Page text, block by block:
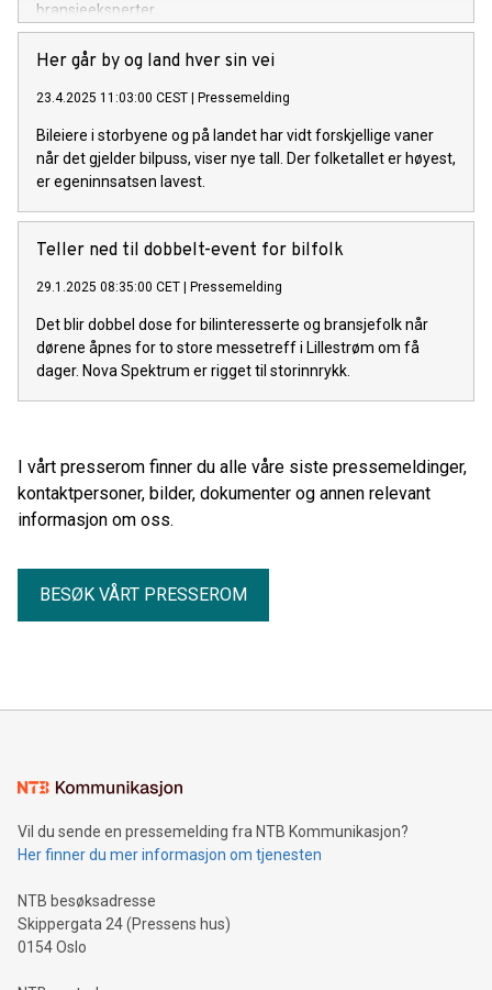
bransjeeksperter.
Her går by og land hver sin vei
23.4.2025 11:03:00 CEST Pressemelding
Bileiere i storbyene og på landet har vidt forskjellige vaner
når det gjelder bilpuss, viser nye tall. Der folketallet er høyest,
er egeninnsatsen lavest.
Teller ned til dobbelt-event for bilfolk
29.1.2025 08:35:00 CET Pressemelding
Det blir dobbel dose for bilinteresserte og bransjefolk når
dørene åpnes for to store messetreff i Lillestrøm om få
dager. Nova Spektrum er rigget til storinnrykk.
I vårt presserom finner du alle våre siste pressemeldinger,
kontaktpersoner, bilder, dokumenter og annen relevant
informasjon om oss.
BESØK VÅRT PRESSEROM
Vil du sende en pressemelding fra NTB Kommunikasjon?
Her finner du mer informasjon om tjenesten
NTB besøksadresse
Skippergata 24 (Pressens hus)
0154 Oslo